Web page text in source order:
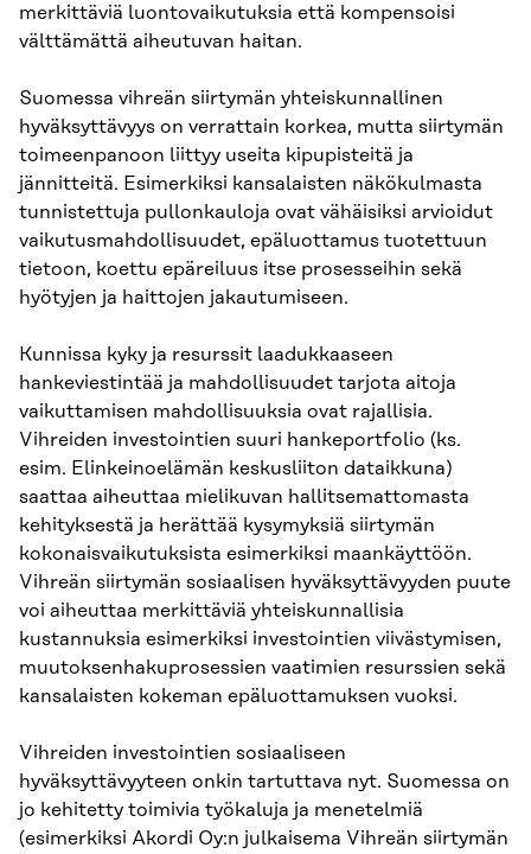
merkittäviä luontovaikutuksia että kompensoisi
välttämättä aiheutuvan haitan.
Suomessa vihreän siirtymän yhteiskunnallinen
hyväksyttävyys on verrattain korkea, mutta siirtymän
toimeenpanoon liittyy useita kipupisteitä ja
jännitteitä. Esimerkiksi kansalaisten näkökulmasta
tunnistettuja pullonkauloja ovat vähäisiksi arvioidut
vaikutusmahdollisuudet, epäluottamus tuotettuun
tietoon, koettu epäreiluus itse prosesseihin sekä
hyötyjen ja haittojen jakautumiseen.
Kunnissa kyky ja resurssit laadukkaaseen
hankeviestintää ja mahdollisuudet tarjota aitoja
vaikuttamisen mahdollisuuksia ovat rajallisia.
Vihreiden investointien suuri hankeportfolio (ks.
esim. Elinkeinoelämän keskusliiton dataikkuna)
saattaa aiheuttaa mielikuvan hallitsemattomasta
kehityksestä ja herättää kysymyksiä siirtymän
kokonaisvaikutuksista esimerkiksi maankäyttöön.
Vihreän siirtymän sosiaalisen hyväksyttävyyden puute
voi aiheuttaa merkittäviä yhteiskunnallisia
kustannuksia esimerkiksi investointien viivästymisen,
muutoksenhakuprosessien vaatimien resurssien sekä
kansalaisten kokeman epäluottamuksen vuoksi.
Vihreiden investointien sosiaaliseen
hyväksyttävyyteen onkin tartuttava nyt. Suomessa on
jo kehitetty toimivia työkaluja ja menetelmiä
(esimerkiksi Akordi Oy:n julkaisema Vihreän siirtymän